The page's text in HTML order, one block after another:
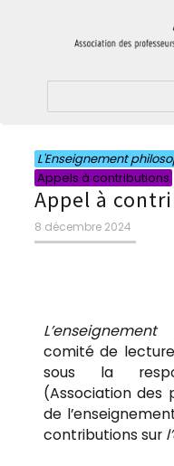
L'Enseignement
Appels à contributions
Appel à
8 décembre 2024
comité de
sous la
(Association des
de
contributions sur